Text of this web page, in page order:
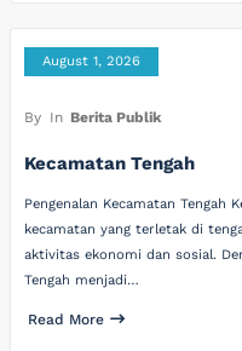
August 1, 2026
By In Berita Publik
Kecamatan Tengah
Pengenalan Kecamatan Tengah
kecamatan yang terletak di
aktivitas ekonomi dan sosial.
Tengah menjadi…
Read More